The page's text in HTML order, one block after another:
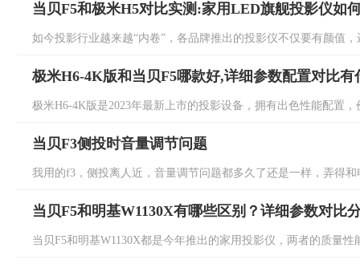
当贝F5和极米H5对比实测:家用LED旗舰投影仪如
如今投影行业越来越“内卷”，各品牌推出的投影仪不仅要有颜值
极米H6-4K版和当贝F5哪款好,详细参数配置对比有
极米H6-4K版是2023年最新上市的投影设备，拥有出色性能配置
当贝F3侧投时音量调节问题
我用的f3，侧投离人近，音量调节问题都多久了还是一样，弄得
当贝F5和明基W1130X有哪些区别？详细参数对比
当贝F5和明基W1130X都是今年推出的家用投影仪，两者的质量